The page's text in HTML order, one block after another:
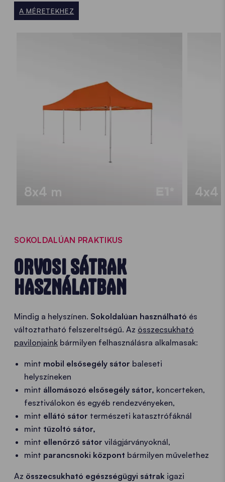
A MÉRETEKHEZ
8x4 m 4x4
SOKOLDALÚAN PRAKTIKUS
ORVOSI SÁTRAK
HASZNÁLATBAN
Mindig a helyszínen. Sokoldalúan használható és
változtatható felszereltségű. Az összecsukható
pavilonjaink bármilyen felhasználásra alkalmasak:
mint mobil elsősegély sátor baleseti
helyszíneken
mint állomásozó elsősegély sátor, koncerteken,
fesztiválokon és egyéb rendezvényeken,
mint ellátó sátor természeti katasztrófáknál
mint tűzoltó sátor,
mint ellenőrző sátor világjárványoknál,
mint parancsnoki központ bármilyen művelethez
Az összecsukható egészségügyi sátrak igazi